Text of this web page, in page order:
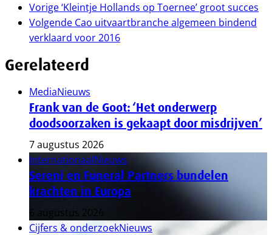
Vorige‘Kleintje Hollands op Toernee’ groot succes
Volgende Cao uitvaartbranche algemeen bindend
verklaard voor 2016
Gerelateerd
MediaNieuws
Frank van de Goot: ‘Het onderwerp
doodsoorzaken is gekaapt door misdrijven’
7 augustus 2026
InternationaalNieuws
Sereni en Funeral Partners bundelen
krachten in Europa
6 augustus 2026
Cijfers & onderzoekNieuws